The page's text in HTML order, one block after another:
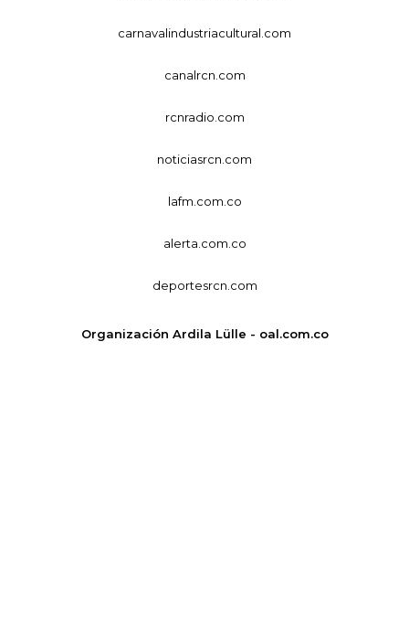
carnavalindustriacultural.com
canalrcn.com
rcnradio.com
noticiasrcn.com
lafm.com.co
alerta.com.co
deportesrcn.com
Organización Ardila Lülle - oal.com.co